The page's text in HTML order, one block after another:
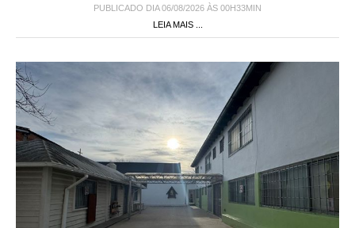
LEIA MAIS ...